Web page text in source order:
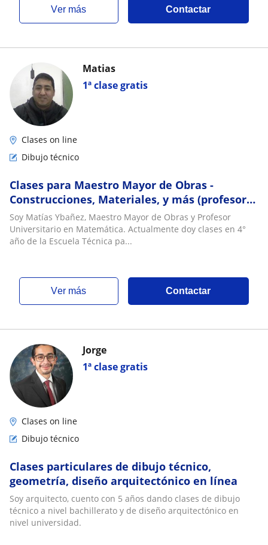
ver más Contactar
1ª clase gratis
Matias
Clases on line
Dibujo técnico
Clases para Maestro Mayor de Obras -
Construcciones, Materiales, y más (profesor
activo en escuela técnica)
Soy Matías Ybañez, Maestro Mayor de Obras y Profesor
Universitario en Matemática. Actualmente doy clases en 4°
año de la Escuela Técnica pa...
ver más Contactar
1ª clase gratis
Jorge
Clases on line
Dibujo técnico
Clases particulares de dibujo técnico,
geometría, diseño arquitectónico en línea
Soy arquitecto, cuento con 5 años dando clases de dibujo
técnico a nivel bachillerato y de diseño arquitectónico en
nivel universidad.